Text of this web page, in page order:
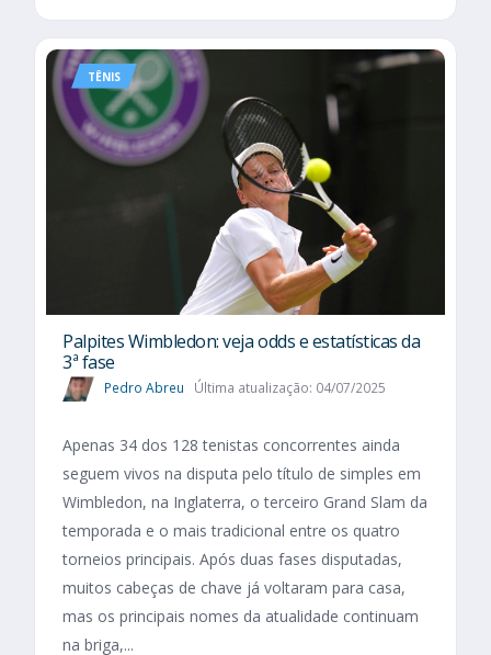
TÊNIS
Palpites Wimbledon: veja odds e estatísticas da
3ª fase
Pedro Abreu Última atualização: 04/07/2025
Apenas 34 dos 128 tenistas concorrentes ainda
seguem vivos na disputa pelo título de simples em
Wimbledon, na Inglaterra, o terceiro Grand Slam da
temporada e o mais tradicional entre os quatro
torneios principais. Após duas fases disputadas,
muitos cabeças de chave já voltaram para casa,
mas os principais nomes da atualidade continuam
na briga,...